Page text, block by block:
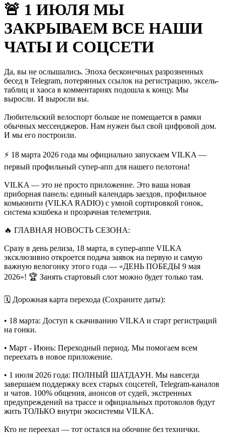
🚨 1 ИЮЛЯ МЫ
ЗАКРЫВАЕМ ВСЕ НАШИ
ЧАТЫ И СОЦСЕТИ
Да, вы не ослышались. Эпоха бесконечных разрозненных
бесед в Telegram, потерянных ссылок на регистрацию, эксель-
таблиц и хаоса в комментариях подошла к концу. Мы
выросли. И выросли вы.
Любительский велоспорт больше не помещается в рамки
обычных мессенджеров. Нам нужен был свой цифровой дом.
И мы его построили.
⚡️ 18 марта 2026 года мы официально запускаем VILKA —
первый профильный супер-апп для нашего пелотона!
VILKA — это не просто приложение. Это ваша новая
приборная панель: единый календарь заездов, профильное
комьюнити (VILKA RADIO) с умной сортировкой гонок,
система кэшбека и прозрачная телеметрия.
🔥 ГЛАВНАЯ НОВОСТЬ СЕЗОНА:
Сразу в день релиза, 18 марта, в супер-аппе VILKA
эксклюзивно откроется подача заявок на первую и самую
важную велогонку этого года — «ДЕНЬ ПОБЕДЫ 9 мая
2026»! 🏆 Занять стартовый слот можно будет только там.
🗓 Дорожная карта перехода (Сохраните даты):
• 18 марта: Доступ к скачиванию VILKA и старт регистраций
на гонки.
• Март - Июнь: Переходный период. Мы помогаем всем
переехать в новое приложение.
• 1 июля 2026 года: ПОЛНЫЙ ШАТДАУН. Мы навсегда
завершаем поддержку всех старых соцсетей, Telegram-каналов
и чатов. 100% общения, анонсов от судей, экстренных
предупреждений на трассе и официальных протоколов будут
жить ТОЛЬКО внутри экосистемы VILKA.
Кто не переехал — тот остался на обочине без технички.